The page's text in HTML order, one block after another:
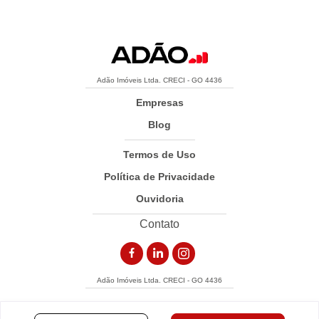
Adão Imóveis Ltda. CRECI - GO 4436
Empresas
Blog
Termos de Uso
Política de Privacidade
Ouvidoria
Contato
Adão Imóveis Ltda. CRECI - GO 4436